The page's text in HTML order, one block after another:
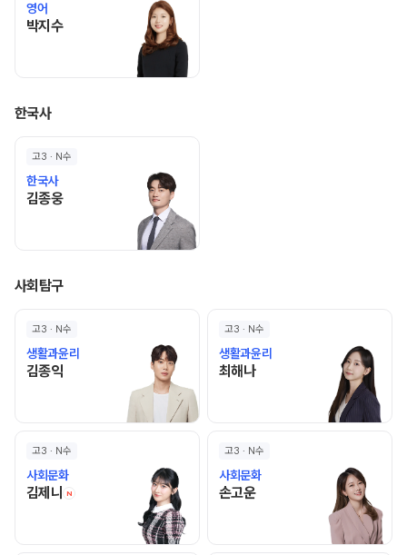
영어
박지수박지수 선생님 홈 바로가기
한국사
고3 · N수
한국사
김종웅김종웅 선생님 홈 바로가기
사회탐구
고3 · N수
생활과윤리
김종익김종익 선생님 홈 바로가기
고3 · N수
생활과윤리
최해나최해나 선생님 홈 바로가기
고3 · N수
사회문화
김제니 N 김제니 선생님 홈 바로가기
고3 · N수
사회문화
손고운손고운 선생님 홈 바로가기